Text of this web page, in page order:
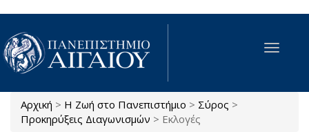
Παράκαμψη προς το κυρίως περιεχόμενο
Toggle
Είστε εδώ
Αρχική > Η Ζωή στο Πανεπιστήμιο > Σύρος >
Προκηρύξεις Διαγωνισμών > Εκλογές